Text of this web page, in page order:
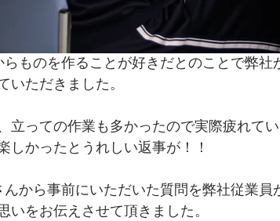
ものを作ることが好きだとのことで弊社
いただきました。
立っての作業も多かったので実際疲れて
しかったとうれしい返事が！！
から事前にいただいた質問を弊社従業員
いをお伝えさせて頂きました。